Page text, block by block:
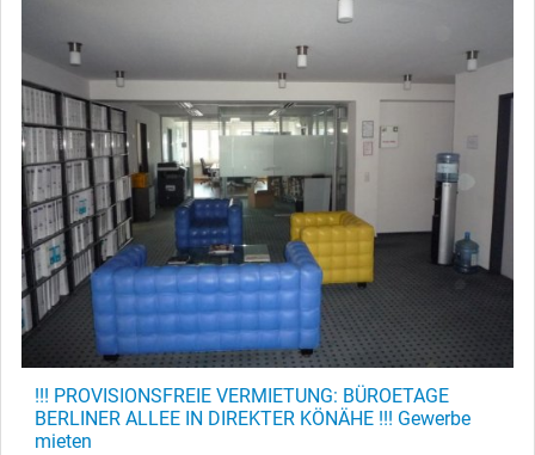
!!! PROVISIONSFREIE VERMIETUNG: BÜROETAGE
BERLINER ALLEE IN DIREKTER KÖNÄHE !!! Gewerbe
mieten